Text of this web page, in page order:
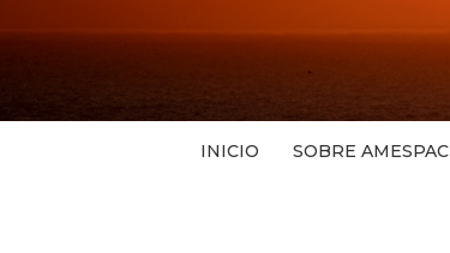
INICIO SOBRE AMESPAC